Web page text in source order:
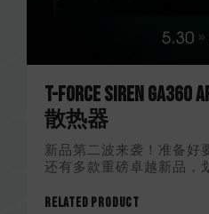
T-FORCE SIREN
散热器
新品第二波来袭！准备好
还有多款重磅卓越新品，
Related Product